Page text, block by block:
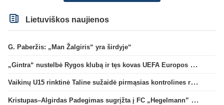
Lietuviškos naujienos
G. Paberžis: „Man Žalgiris“ yra širdyje“
„Gintra“ nustelbė Rygos klubą ir tęs kovas UEFA Europos taurės atrankoje
Vaikinų U15 rinktinė Taline sužaidė pirmąsias kontrolines rungtynes
Kristupas–Algirdas Padegimas sugrįžta į FC „Hegelmann” B sudėtį